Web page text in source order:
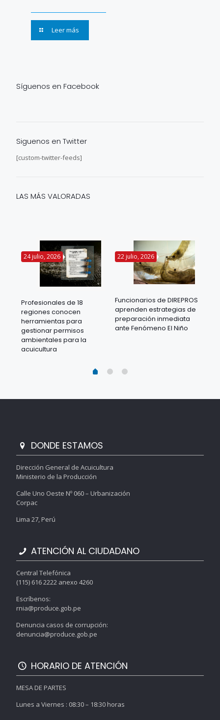
Leer más
Síguenos en Facebook
Siguenos en Twitter
[custom-twitter-feeds]
LAS MÁS VALORADAS
24 julio, 2026
Profesionales de 18
regiones conocen
herramientas para
gestionar permisos
ambientales para la
acuicultura
22 julio, 2026
Funcionarios de DIREPROS
aprenden estrategias de
preparación inmediata
ante Fenómeno El Niño
DONDE ESTAMOS
Dirección General de Acuicultura
Ministerio de la Producción
Calle Uno Oeste Nº 060 – Urbanización
Corpac
Lima 27, Perú
ATENCIÓN AL CIUDADANO
Central Telefónica
(115) 616 2222 anexo 4260
Escríbenos:
rnia@produce.gob.pe
Denuncia casos de corrupción:
denuncia@produce.gob.pe
HORARIO DE ATENCIÓN
MESA DE PARTES
Lunes a Viernes : 08:30 – 18:30 horas